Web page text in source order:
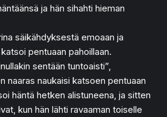
ja hän sihahti hieman
säikähdyksestä emoaan ja
pentuaan pahoillaan.
sentään tuntoaisti”,
naaras naukaisi katsoen pentuaan
häntä hetken alistuneena, ja sitten
kun hän lähti ravaaman toiselle